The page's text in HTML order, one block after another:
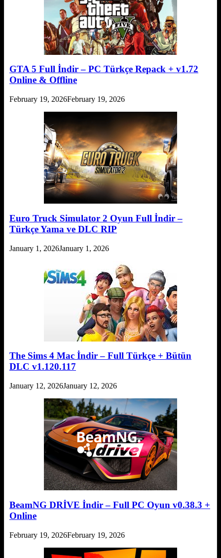
GTA 5 Full İndir – PC Türkçe Repack + v1.72
Online & Offline
February 19, 2026February 19, 2026
Euro Truck Simulator 2 Oyun Full İndir –
Türkçe Yama ve DLC RIP
January 1, 2026January 1, 2026
The Sims 4 Mac İndir – Full Türkçe + Bütün
DLC v1.120.117
January 12, 2026January 12, 2026
BeamNG DRİVE İndir – Full PC Oyun v0.38.3 +
Online
February 19, 2026February 19, 2026